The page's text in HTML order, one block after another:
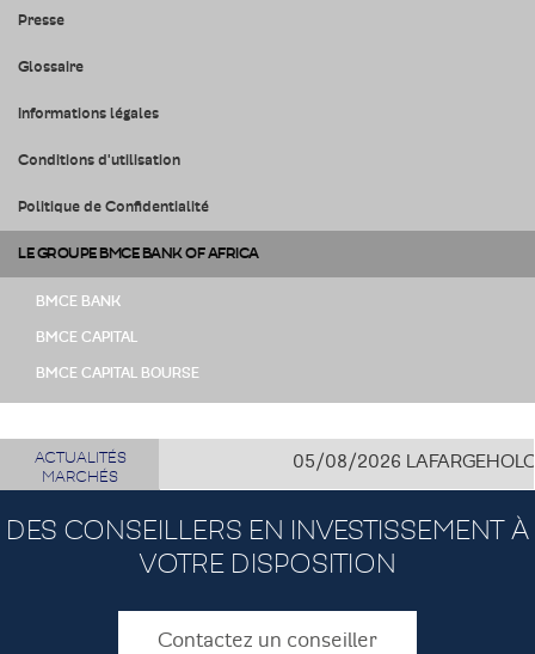
Presse
Glossaire
Informations légales
Conditions d'utilisation
Politique de Confidentialité
LE GROUPE BMCE BANK OF AFRICA
BMCE BANK
BMCE CAPITAL
BMCE CAPITAL BOURSE
ACTUALITÉS
MARCHÉS
05/08/2026
DES CONSEILLERS EN INVESTISSEMENT À
VOTRE DISPOSITION
Contactez un conseiller